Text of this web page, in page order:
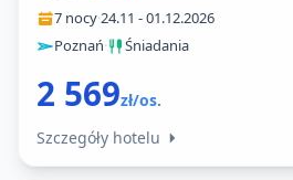
7 nocy·24.11 -01.12.2026
Poznań· Śniadania
2 569zł/os.
Szczegóły hotelu